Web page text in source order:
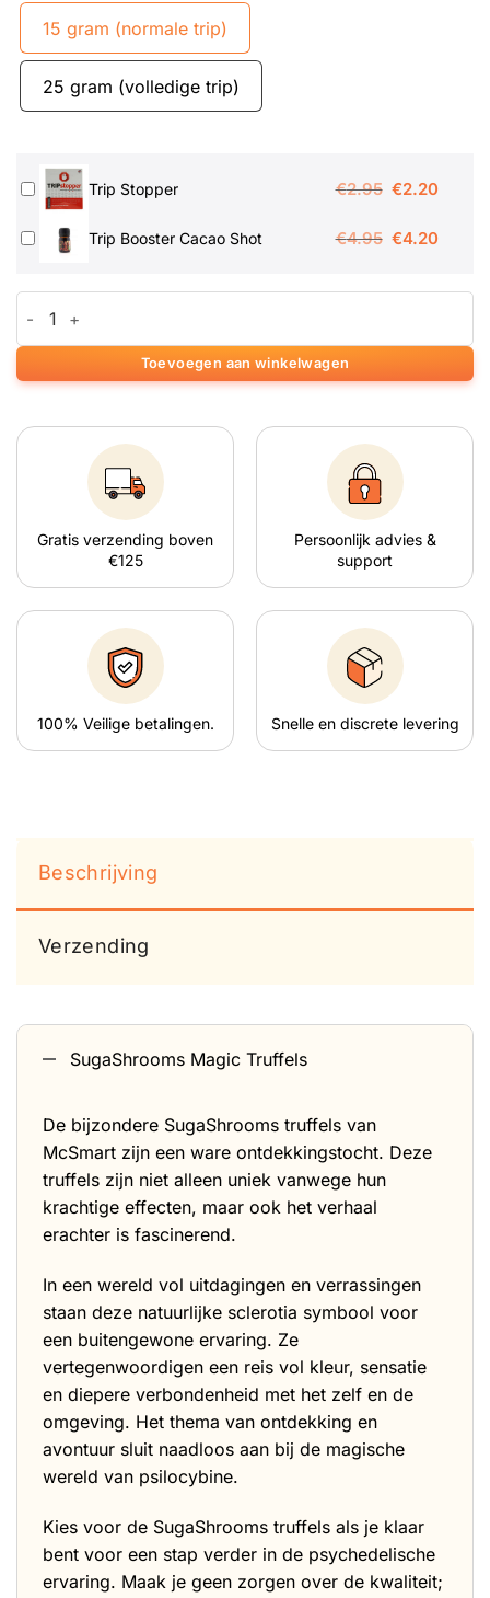
15 gram (normale trip)
25 gram (volledige trip)
Trip Stopper €2.95
was:
€2.20
Trip Booster Cacao Shot €4.95
was:
€4.20
is:
Toevoegen aan winkelwagen
Gratis verzending boven
€125
Persoonlijk advies &
support
100% Veilige betalingen. Snelle en discrete levering
Beschrijving
Verzending
SugaShrooms Magic Truffels
De bijzondere SugaShrooms truffels van
McSmart zijn een ware ontdekkingstocht. Deze
truffels zijn niet alleen uniek vanwege hun
krachtige effecten, maar ook het verhaal
erachter is fascinerend.
In een wereld vol uitdagingen en verrassingen
staan deze natuurlijke sclerotia symbool voor
een buitengewone ervaring. Ze
vertegenwoordigen een reis vol kleur, sensatie
en diepere verbondenheid met het zelf en de
omgeving. Het thema van ontdekking en
avontuur sluit naadloos aan bij de magische
wereld van psilocybine.
Kies voor de SugaShrooms truffels als je klaar
bent voor een stap verder in de psychedelische
ervaring. Maak je geen zorgen over de kwaliteit;